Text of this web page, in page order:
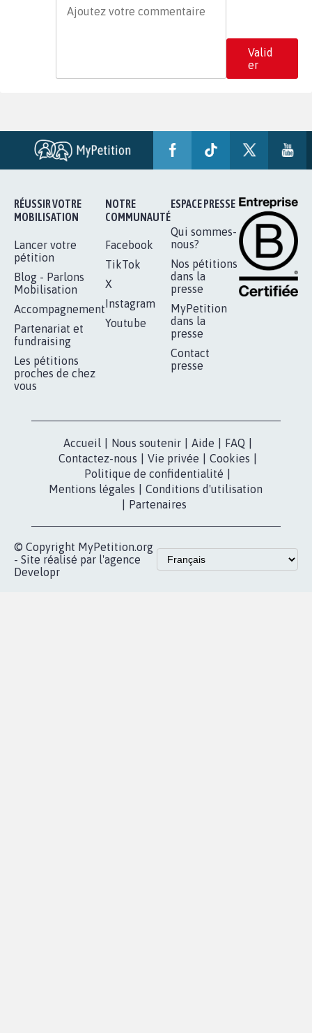
Valid
er
RÉUSSIR VOTRE
MOBILISATION
Lancer votre
pétition
Blog - Parlons
Mobilisation
Accompagnement
Partenariat et
fundraising
Les pétitions
proches de chez
vous
NOTRE
COMMUNAUTÉ
Facebook
TikTok
X
Instagram
Youtube
ESPACE PRESSE
Qui sommes-
nous?
Nos pétitions
dans la
presse
MyPetition
dans la
presse
Contact
presse
Accueil Nous soutenir Aide FAQ
Contactez-nous
Vie privée Cookies
Politique de confidentialité
Mentions légales
Conditions d'utilisation
Partenaires
© Copyright MyPetition.org
- Site réalisé par l'agence
Developr